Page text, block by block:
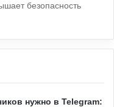
безопасность
нужно в Telegram: